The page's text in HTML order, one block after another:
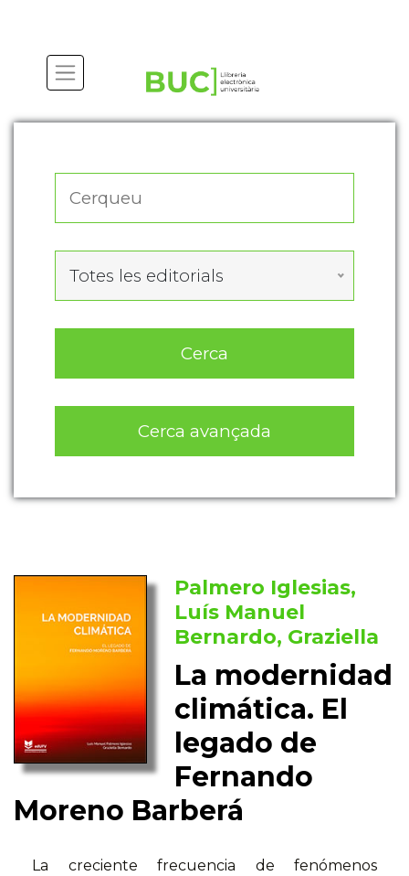
Totes les editorials
Cerca
Cerca avançada
Palmero Iglesias,
Luís Manuel
Bernardo, Graziella
La modernidad
climática. El
legado de
Fernando
Moreno Barberá
La creciente frecuencia de fenómenos